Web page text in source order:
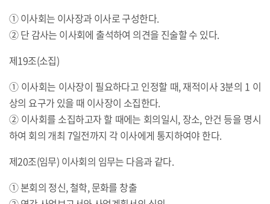
① 이사회는 이사장과 이사로 구성한다.
② 단 감사는 이사회에 출석하여 의견을 진술할 수 있다.
제19조(소집)
① 이사회는 이사장이 필요하다고 인정할 때, 재적이사 3분의 1 이
상의 요구가 있을 때 이사장이 소집한다.
② 이사회를 소집하고자 할 때에는 회의일시, 장소, 안건 등을 명시
하여 회의 개최 7일전까지 각 이사에게 통지하여야 한다.
제20조(임무) 이사회의 임무는 다음과 같다.
① 본회의 정신, 철학, 문화를 창출